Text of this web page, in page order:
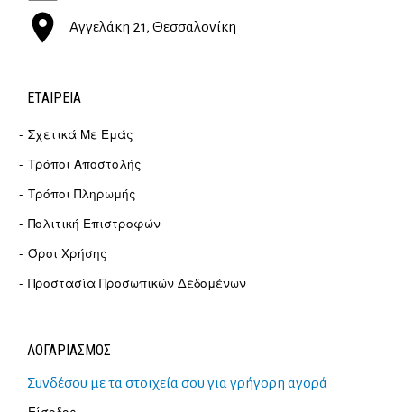
Αγγελάκη 21, Θεσσαλονίκη
ΕΤΑΙΡΕΊΑ
Σχετικά Με Εμάς
Τρόποι Αποστολής
Τρόποι Πληρωμής
Πολιτική Επιστροφών
Όροι Χρήσης
Προστασία Προσωπικών Δεδομένων
ΛΟΓΑΡΙΑΣΜΟΣ
Συνδέσου με τα στοιχεία σου για γρήγορη αγορά